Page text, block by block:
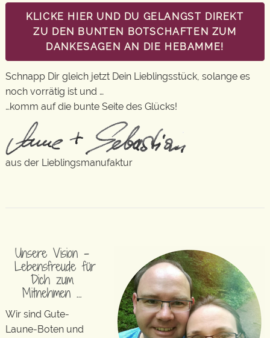
KLICKE HIER UND DU GELANGST DIREKT
ZU DEN BUNTEN BOTSCHAFTEN ZUM
DANKESAGEN AN DIE HEBAMME!
Schnapp Dir gleich jetzt Dein Lieblingsstück, solange es
noch vorrätig ist und …
…komm auf die bunte Seite des Glücks!
aus der Lieblingsmanufaktur
Unsere Vision –
Lebensfreude für
Dich zum
Mitnehmen …
Wir sind Gute-
Laune-Boten und